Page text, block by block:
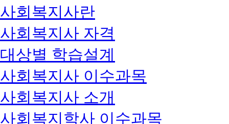
사회복지사란
사회복지사 자격
대상별 학습설계
사회복지사 이수과목
사회복지사 소개
사회복지학사 이수과목